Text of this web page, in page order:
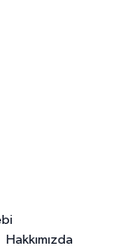
Hakkımızda